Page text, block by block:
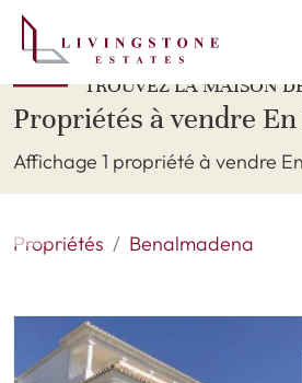
TROUVEZ LA MAISON
Propriétés à vendre
Affichage 1 propriété à vendre
Propriétés Benalmadena